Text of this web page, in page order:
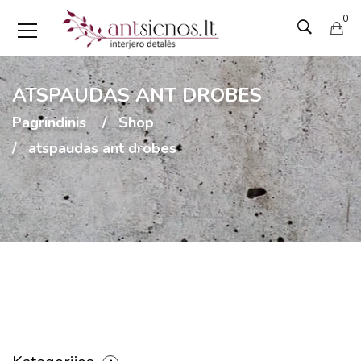
0
ATSPAUDAS ANT DROBES
Pagrindinis
Shop
atspaudas ant drobes